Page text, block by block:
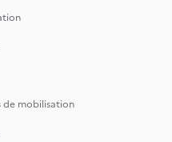
de mobilisation